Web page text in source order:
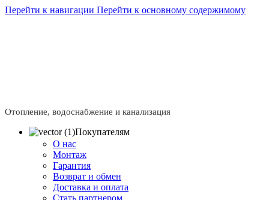
Перейти к навигации Перейти к основному содержимому
Отопление, водоснабжение и канализация
Покупателям
О нас
Монтаж
Гарантия
Возврат и обмен
Доставка и оплата
Стать партнером